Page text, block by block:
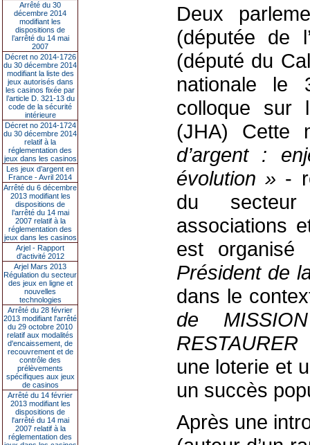
Arrêté du 30
décembre 2014
modifiant les
dispositions de
l’arrêté du 14 mai
2007
Décret no 2014-1726
du 30 décembre 2014
modifiant la liste des
jeux autorisés dans
les casinos fixée par
l’article D. 321-13 du
code de la sécurité
intérieure
Décret no 2014-1724
du 30 décembre 2014
relatif à la
réglementation des
jeux dans les casinos
Les jeux d’argent en
France - Avril 2014
Arrêté du 6 décembre
2013 modifiant les
dispositions de
l’arrêté du 14 mai
2007 relatif à la
réglementation des
jeux dans les casinos
Arjel - Rapport
d'activité 2012
Arjel Mars 2013
Régulation du secteur
des jeux en ligne et
nouvelles
technologies
Arrêté du 28 février
2013 modifiant l'arrêté
du 29 octobre 2010
relatif aux modalités
d'encaissement, de
recouvrement et de
contrôle des
prélèvements
spécifiques aux jeux
de casinos
Arrêté du 14 février
2013 modifiant les
dispositions de
l'arrêté du 14 mai
2007 relatif à la
réglementation des
Deux
(députée de
(député du
nationale le
colloque sur
(JHA) Cette
d’argent :
évolution » -
du secteur
associations
est organisé
Président de
dans le
de
une loterie et
un succès
Après une